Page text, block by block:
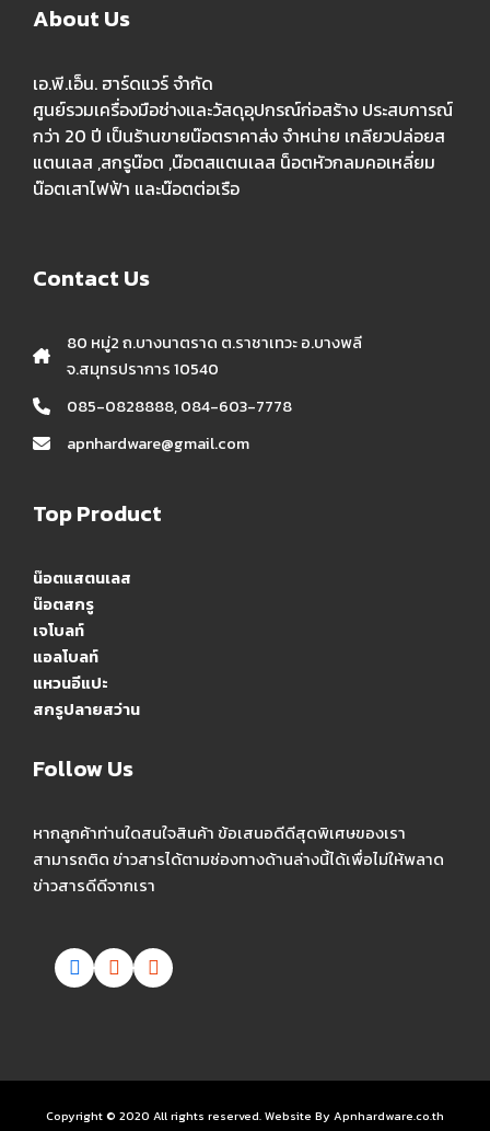
About Us
เอ.พี.เอ็น. ฮาร์ดแวร์ จำกัด
ศูนย์รวมเครื่องมือช่างและวัสดุอุปกรณ์ก่อสร้าง ประสบการณ์
กว่า 20 ปี เป็นร้านขายน๊อตราคาส่ง จำหน่าย เกลียวปล่อยส
แตนเลส ,สกรูน๊อต ,น๊อตสแตนเลส น็อตหัวกลมคอเหลี่ยม
น๊อตเสาไฟฟ้า และน๊อตต่อเรือ
Contact Us
80 หมู่2 ถ.บางนาตราด ต.ราชาเทวะ อ.บางพลี
จ.สมุทรปราการ 10540
085-0828888, 084-603-7778
apnhardware@gmail.com
Top Product
น๊อตแสตนเลส
น๊อตสกรู
เจโบลท์
แอลโบลท์
แหวนอีแปะ
สกรูปลายสว่าน
Follow Us
หากลูกค้าท่านใดสนใจสินค้า ข้อเสนอดีดีสุดพิเศษของเรา
สามารถติด ข่าวสารได้ตามช่องทางด้านล่างนี้ได้เพื่อไม่ให้พลาด
ข่าวสารดีดีจากเรา
Copyright © 2020 All rights reserved. Website By Apnhardware.co.th